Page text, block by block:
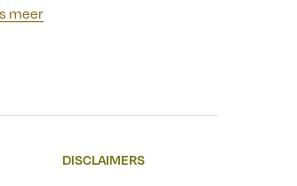
Die vroegere premier was zo
meer
DISCLAIMERS